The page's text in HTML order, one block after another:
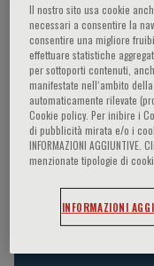
HOME PAGE / CORSI
Stephen M.
Il nostro sito usa cookie
necessari a consentire la
consentire una migliore
effettuare statistiche
per sottoporti contenuti,
manifestate nell‘ambito
automaticamente rilevate
Cookie policy. Per inibire i
di pubblicità mirata e/o i
INFORMAZIONI
menzionate tipologie di
INFORMAZIONI